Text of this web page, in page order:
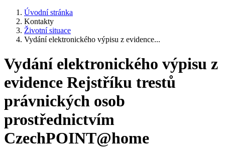
Úvodní stránka
Kontakty
Životní situace
Vydání elektronického výpisu z evidence...
Vydání elektronického výpisu z
evidence Rejstříku trestů
právnických osob
prostřednictvím
CzechPOINT@home